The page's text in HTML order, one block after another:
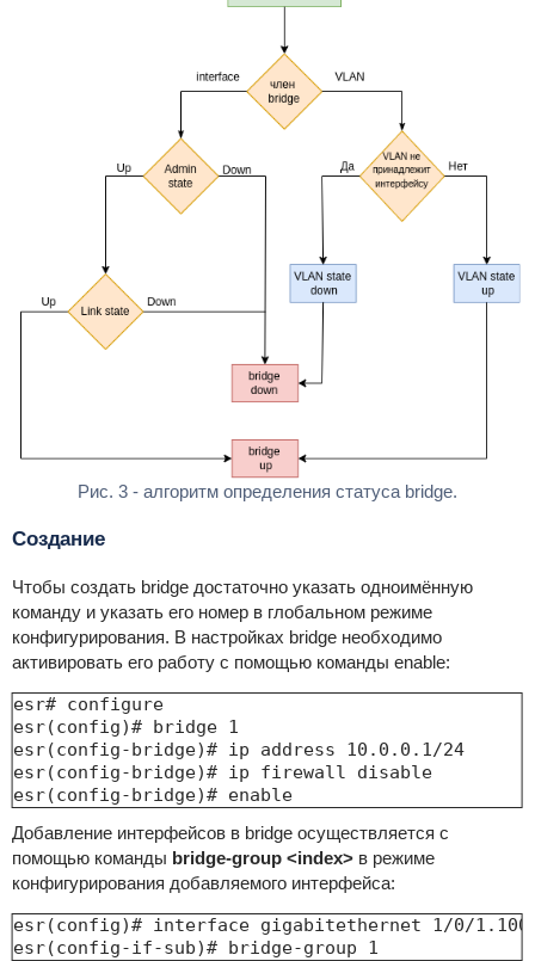
Рис. 3 - алгоритм определения статуса bridge.
Создание
Чтобы создать bridge достаточно указать одноимённую
команду и указать его номер в глобальном режиме
конфигурирования. В настройках bridge необходимо
активировать его работу с помощью команды enable:
esr# configure
esr(config)# bridge 1
esr(config-bridge)# ip address 10.0.0.1/24
esr(config-bridge)# ip firewall disable
esr(config-bridge)# enable
Добавление интерфейсов в bridge осуществляется с
помощью команды bridge-group <index>в режиме
конфигурирования добавляемого интерфейса:
esr(config)# interface gigabitethernet 1/0/1.100
esr(config-if-sub)# bridge-group 1